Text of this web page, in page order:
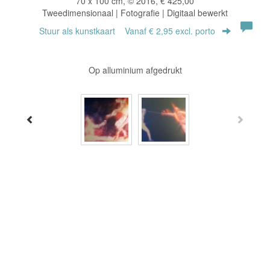
Tweedimensionaal | Fotografie | Digitaal bewerkt
Stuur als kunstkaart Vanaf € 2,95 excl. porto
Op alluminium afgedrukt